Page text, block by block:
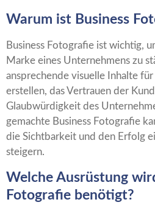
Warum ist Business
Business Fotografie ist wichtig,
Marke eines Unternehmens zu
ansprechende visuelle Inhalte
erstellen, das Vertrauen der
Glaubwürdigkeit des
gemachte Business Fotografie
die Sichtbarkeit und den Erfolg
steigern.
Welche Ausrüstung
Fotografie benötigt?